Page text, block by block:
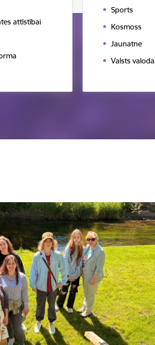
attīstībai
Sports
Kosmoss
Jaunatne
Valsts valoda